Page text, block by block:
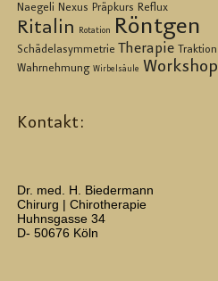
Naegeli Nexus Präpkurs Reflux
Ritalin Rotation Röntgen
Schädelasymmetrie Therapie Traktion
Wahrnehmung Wirbelsäule Workshop
Kontakt:
Dr. med. H. Biedermann
Chirurg | Chirotherapie
Huhnsgasse 34
D- 50676 Köln